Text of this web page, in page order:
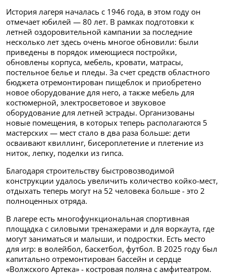
История лагеря началась с 1946 года, в этом году он
отмечает юбилей — 80 лет. В рамках подготовки к
летней оздоровительной кампании за последние
несколько лет здесь очень многое обновили: были
приведены в порядок имеющиеся постройки,
обновлены корпуса, мебель, кровати, матрасы,
постельное белье и пледы. За счет средств областного
бюджета отремонтирован пищеблок и приобретено
новое оборудование для него, а также мебель для
костюмерной, электросветовое и звуковое
оборудование для летней эстрады. Организованы
новые помещения, в которых теперь располагаются 5
мастерских — мест стало в два раза больше: дети
осваивают квиллинг, бисероплетение и плетение из
ниток, лепку, поделки из гипса.
Благодаря строительству быстровозводимой
конструкции удалось увеличить количество койко-мест,
отдыхать теперь могут на 52 человека больше - это 2
полноценных отряда.
В лагере есть многофункциональная спортивная
площадка с силовыми тренажерами и для воркаута, где
могут заниматься и малыши, и подростки. Есть место
для игр: в волейбол, баскетбол, футбол. В 2025 году был
капитально отремонтирован бассейн и сердце
«Волжского Артека» - костровая поляна с амфитеатром.